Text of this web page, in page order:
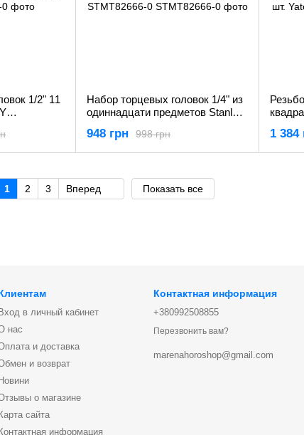
1/2" 11
Набор торцевых головок 1/4" из
одиннадцати предметов Stanley
998 грн
948 грн 1 384
1 2 3 Вперед Показать все
Вход в личный кабинет
нас
и доставка
и возврат
Новини
о магазине
Карта сайта
Контактная информация
Контактная информация
+380992508855
Перезвонить вам?
marenahoroshop@gmail.com